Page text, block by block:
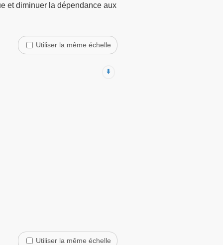
et diminuer la dépendance aux
Utiliser la même échelle
⬇️
Utiliser la même échelle